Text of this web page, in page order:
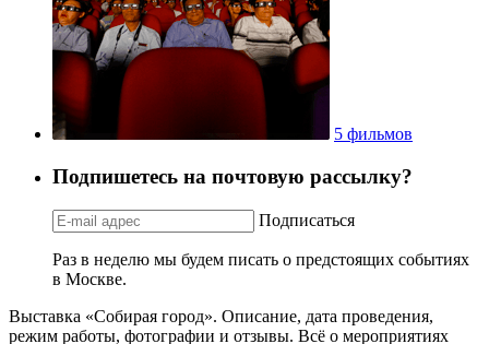
5 фильмов
Подпишетесь на почтовую рассылку?
Подписаться
Раз в неделю мы будем писать о предстоящих событиях
в Москве.
Выставка «Собирая город». Описание, дата проведения,
режим работы, фотографии и отзывы. Всё о мероприятиях